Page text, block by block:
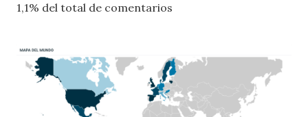
1,1% del total de comentarios